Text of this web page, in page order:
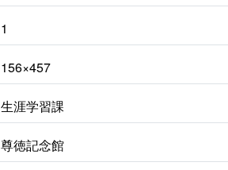
1
156×457
生涯学習課
尊徳記念館